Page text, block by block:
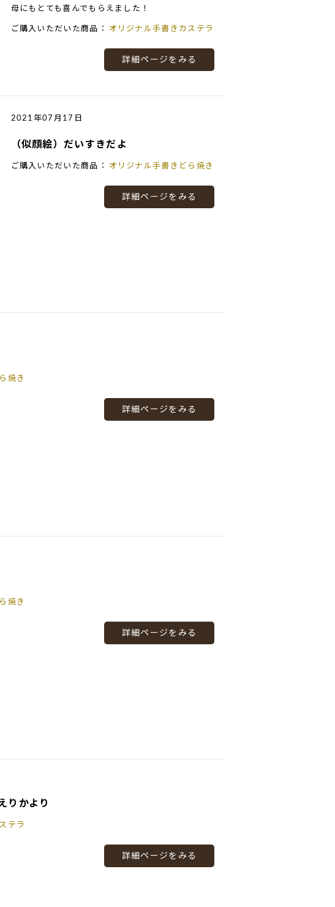
母にもとても喜んでもらえました！
ご購入いただいた商品： オリジナル手書きカステラ
詳細ページをみる
2021年07月17日
（似顔絵）だいすきだよ
ご購入いただいた商品： オリジナル手書きどら焼き
詳細ページをみる
焼き
詳細ページをみる
焼き
詳細ページをみる
りかより
テラ
詳細ページをみる